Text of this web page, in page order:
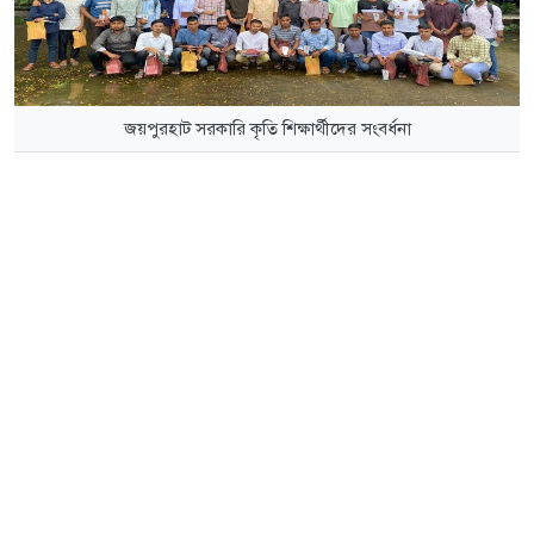
জয়পুরহাট সরকারি কৃতি শিক্ষার্থীদের সংবর্ধনা